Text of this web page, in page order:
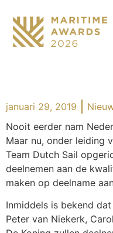
januari 29, 2019
Nooit eerder nam
Maar nu, onder leiding
Team Dutch Sail
deelnemen aan de
maken op deelname
Inmiddels is bekend
Peter van Niekerk,